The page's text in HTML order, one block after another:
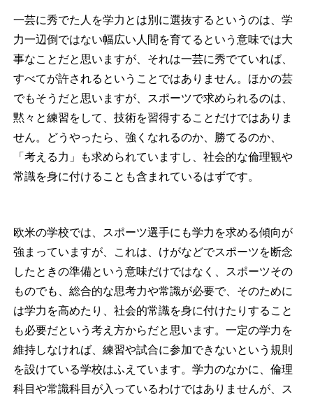
一芸に秀でた人を学力とは別に選抜するというのは、学
力一辺倒ではない幅広い人間を育てるという意味では大
事なことだと思いますが、それは一芸に秀でていれば、
すべてが許されるということではありません。ほかの芸
でもそうだと思いますが、スポーツで求められるのは、
黙々と練習をして、技術を習得することだけではありま
せん。どうやったら、強くなれるのか、勝てるのか、
「考える力」も求められていますし、社会的な倫理観や
常識を身に付けることも含まれているはずです。
欧米の学校では、スポーツ選手にも学力を求める傾向が
強まっていますが、これは、けがなどでスポーツを断念
したときの準備という意味だけではなく、スポーツその
ものでも、総合的な思考力や常識が必要で、そのために
は学力を高めたり、社会的常識を身に付けたりすること
も必要だという考え方からだと思います。一定の学力を
維持しなければ、練習や試合に参加できないという規則
を設けている学校はふえています。学力のなかに、倫理
科目や常識科目が入っているわけではありませんが、ス